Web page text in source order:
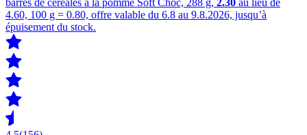
4.60, 100 g = 0.80, offre valable du 6.8 au 9.8.2026, jusqu’à
épuisement du stock.